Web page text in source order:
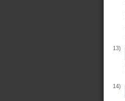
13)
14)